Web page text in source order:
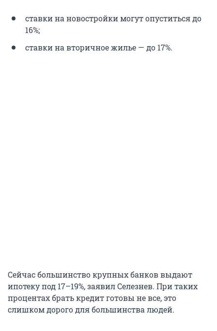
ставки на новостройки могут опуститься до
16%;
ставки на вторичное жилье — до 17%.
Сейчас большинство крупных банков выдают
ипотеку под 17–19%, заявил Селезнев. При таких
процентах брать кредит готовы не все, это
слишком дорого для большинства людей.